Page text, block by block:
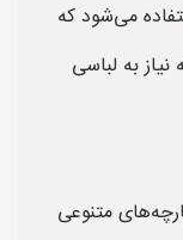
می‌شود که
به لباسی
متنوعی